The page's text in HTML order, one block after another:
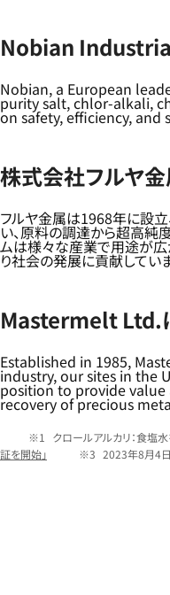
Nobian
Nobian, a European
purity salt, chlor-alkali,
on safety, efficiency, and
株式会社フルヤ
フルヤ金属は1968年に設立
い、原料の調達から超高純
ムは様々な産業で用途が広
り社会の発展に貢献していま
Mastermelt Ltd.
Established in 1985,
industry, our sites in the
position to provide
recovery of precious
クロールアルカリ：食塩
証を開始」
2023年8月4